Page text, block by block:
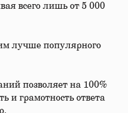
всего лишь от 5 000
лучше популярного
позволяет на 100%
и грамотность ответа